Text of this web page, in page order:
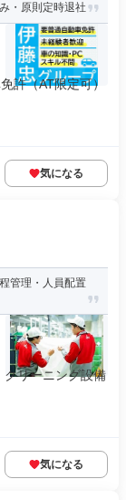
・原則定時退社
許（AT限定可）
気になる
管理・人員配置
リーニング設備
気になる